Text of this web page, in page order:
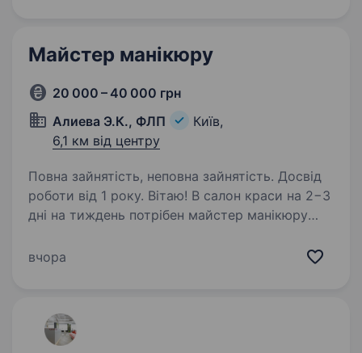
Майстер манікюру
20 000 – 40 000 грн
Алиева Э.К., ФЛП
Київ,
6,1 км від центру
Повна зайнятість, неповна зайнятість. Досвід
роботи від 1 року. Вітаю! В салон краси на 2−3
дні на тиждень потрібен майстер манікюру
роки, вже напрацьована велика база клієнтів,
вчора